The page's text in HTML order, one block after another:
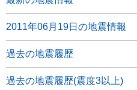
2011年06月19日の地震情報
過去の地震履歴
過去の地震履歴(震度3以上)